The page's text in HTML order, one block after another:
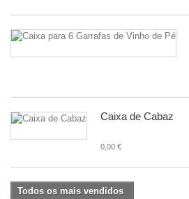
Caixa de Cabaz
0,00 €
Todos os mais vendidos